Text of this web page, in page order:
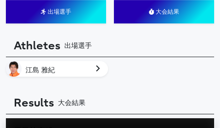
出場選手 大会結果
Athletes 出場選手
江島 雅紀
Results 大会結果